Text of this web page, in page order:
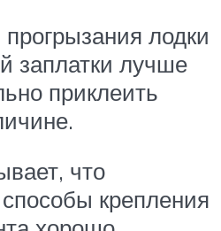
лодки
заплатки лучше
приклеить
что
крепления